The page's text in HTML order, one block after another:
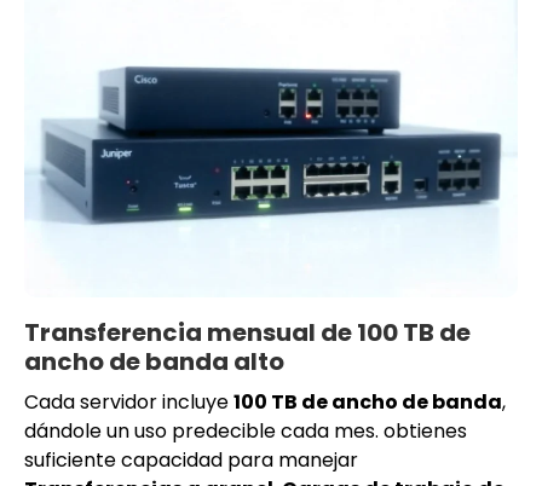
Transferencia mensual de 100 TB de
ancho de banda alto
Cada servidor incluye100 TB de ancho de banda,
dándole un uso predecible cada mes. obtienes
suficiente capacidad para manejar